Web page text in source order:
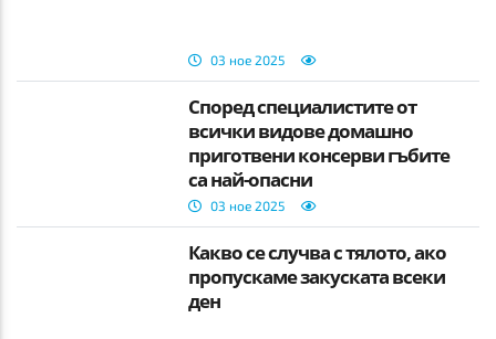
03 ное 2025
Според специалистите от
всички видове домашно
приготвени консерви гъбите
са най-опасни
03 ное 2025
Какво се случва с тялото, ако
пропускаме закуската всеки
ден